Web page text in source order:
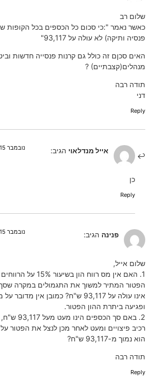
שלום רב
כאשר נאמר ":כי סכום כל הכספים בכל הקופות
פנסיה ותיקה) לא עולה על 93,117"
האים סכןם זה כולל גם קרנות פנסייה חדשות
מנהלים(קצבתיים) ?
תודה רבה
דני
Reply
אייל מנדלאוי הגיב: נובמבר 15, 2015 בשעה 11:43 am
כן
Reply
פנינה הגיב: נובמבר 15, 2015 בשעה 11:22 am
שלום אייל,
1. האם אין מס רווח הון
הפטור המתיר למשוך את התגמולים במקרה
אינו עולה על 93,117 ש"ח? כמובן אין
ופגיעה ביתרת ההון הפטור.
2. באם סך
רכיב פיצויים ומעט לאחר מכן לנצל את הפטור
הוא נמוך מ-93,117 ש"ח?
תודה רבה
Reply